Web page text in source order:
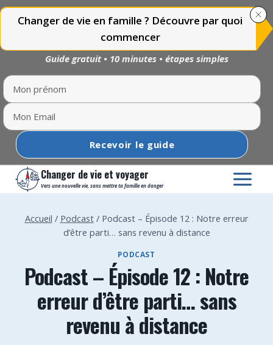
Aller
Changer de vie et voyager
Vers une nouvelle vie, sans mettre ta famille en danger
Accueil / Podcast / Podcast – Épisode 12 : Notre erreur
d’être parti… sans revenu à distance
PODCAST
Podcast – Épisode 12 : Notre
erreur d’être parti… sans
revenu à distance
Changer de vie en famille ? Découvre par quoi
commencer
Guide gratuit • 10 minutes • étapes simples
Recevoir le guide